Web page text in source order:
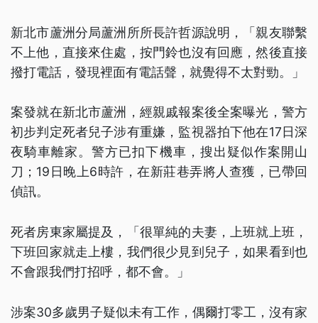
新北市蘆洲分局蘆洲所所長許哲源說明，「親友聯繫
不上他，直接來住處，按門鈴也沒有回應，然後直接
撥打電話，發現裡面有電話聲，就覺得不太對勁。」
案發就在新北市蘆洲，經親戚報案後全案曝光，警方
初步判定死者兒子涉有重嫌，監視器拍下他在17日深
夜騎車離家。警方已扣下機車，搜出疑似作案開山
刀；19日晚上6時許，在新莊巷弄將人查獲，已帶回
偵訊。
死者房東家屬提及，「很單純的夫妻，上班就上班，
下班回家就走上樓，我們很少見到兒子，如果看到也
不會跟我們打招呼，都不會。」
涉案30多歲男子疑似未有工作，偶爾打零工，沒有家